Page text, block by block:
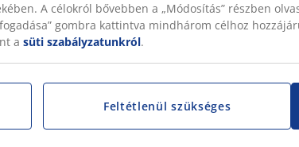
A célokról bővebben a „Módosítás” részben
gombra kattintva mindhárom célhoz
a süti szabályzatunkról.
Feltétlenül szükséges